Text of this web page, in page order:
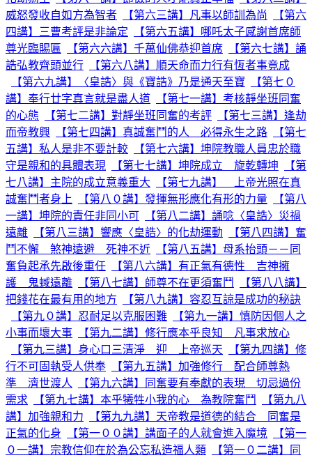
威怒發收自如方為智者
【第六三講】凡事以師訓為尚
【第六
四講】三曹考評是非論定
【第六五講】哪吒太子感謝首席師
尊光臨賜匾
【第六六講】千萬仙佛恭迎首席
【第六七講】誦
誥弘教齊頭並行
【第六八講】順天命而力行有恆者事竟成
【第六九講】〈皇誥〉與《寶誥》乃是通天至寶
【第七０
講】奉行廿字真言就是盡人道
【第七一講】考核靜坐班同奮
的心態
【第七二講】對靜坐班同奮的考評
【第七三講】逢劫
而帝教興
【第七四講】真誠奮鬥的人 必得永生之路
【第七
五講】私人是非不要計較
【第七六講】坤院教職人員忠於職
守是親和的具體表現
【第七七講】坤院成立 旋乾轉坤
【第
七八講】主院的成立意義重大
【第七九講】 上帝光照在真
誠奮鬥者身上
【第八０講】發揮無形應化有形的力量
【第八
一講】坤院的責任非同小可
【第八二講】誦唸〈皇誥〉災禍
遠離
【第八三講】響應〈皇誥〉的化劫運動
【第八四講】奮
鬥不懈 煞神遠避 死神不近
【第八五講】母系抬頭－－同
奮負起承先啟後重任
【第八六講】有正氣有德性 吉神擁
護 鬼蜮遠離
【第八七講】師尊不在更須奮鬥
【第八八講】
把錢花在最有用的地方
【第八九講】容忍互諒是成功的秘訣
【第九０講】忍耐足以克服困難
【第九一講】慎防因個人之
小事而壞大事
【第九二講】修行應本乎良知 凡事求放心
【第九三講】身心口三清淨 迎 上帝巡天
【第九四講】修
行不可固執受人供奉
【第九五講】加強修行 配合師尊熱
準 濟世渡人
【第九六講】同奮要有奉獻的表現 切忌過份
需求
【第九七講】本乎犧牲小我的心 為教院奮鬥
【第九八
講】加強親和力
【第九九講】天帝教是道德的結合 同奮是
正氣的化身
【第一００講】講面子的人就會進入魔境
【第一
０一講】宗教信仰在於為公忘私造福人類
【第一０二講】同